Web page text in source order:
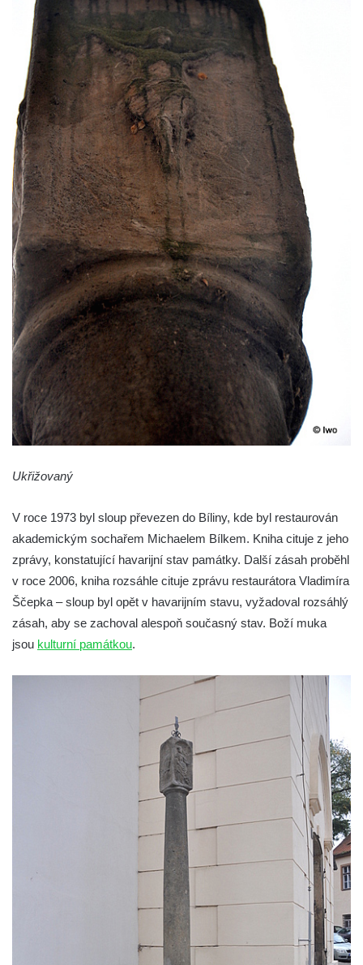
Jizerou
Sloup Panny Marie v Miletíně
Sloup Panny Marie v Lomnici nad Popelkou
Sloup Panny Marie v Novém Bydžově
Sloup (pilíř) Panny Marie v Jezvé
Sloup Panny Marie v Horní Libchavě
Sloup Panny Marie v Markvarticích
Sloup Panny Marie v Hodkovicích nad
Mohelkou
Sloup Panny Marie v Českém Dubu
Sloup s kaplicí (boží muka) u silnice do
Petrovic
Sloup Panny Marie v Osečné
Sloup svatého Antonína Paduánského v
Kopci
Sloup Panny Marie ve Zdislavě
(Schönbach)
Boží muka v Hejnicích
Sloup Panny Marie v Horní Světlé
na náměstí Svobody v Plané
Sloup svatého Jana Nepomuckého v Plané
Sloup Panny Marie Bolestné v Chodové
Plané
Sloup Nejsvětější Trojice v Údlicích
Sloup se sochou svatého Josefa s
Ježíškem v Údlicích
Sloup Panny Marie v Chodově
Sloup Panny Marie v Hořicích
Sloup Nejsvětější Trojice ve Vejprtech
Sloup Nejsvětější Trojice v Teplé
Sloup Panny Marie v Bečově nad Teplou
Sloup se sochou svatého Petra v Mnichově
Sloup Panny Marie v Práchni
Sloup svatého kříže v Třebušíně
Ukřižovaný
V roce 1973 byl sloup převezen do Bíliny, kde byl restaurován
akademickým sochařem Michaelem Bílkem. Kniha cituje z jeho
zprávy, konstatující havarijní stav památky. Další zásah proběhl
v roce 2006, kniha rozsáhle cituje zprávu restaurátora Vladimíra
Ščepka – sloup byl opět v havarijním stavu, vyžadoval rozsáhlý
zásah, aby se zachoval alespoň současný stav. Boží muka
jsou kulturní památkou.